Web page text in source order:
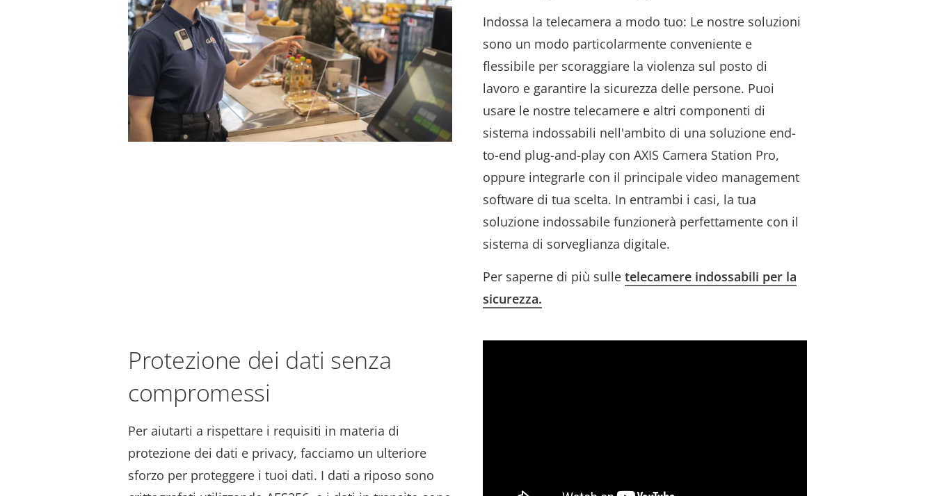
Indossa la telecamera a modo tuo: Le nostre soluzioni
sono un modo particolarmente conveniente e
flessibile per scoraggiare la violenza sul posto di
lavoro e garantire la sicurezza delle persone. Puoi
usare le nostre telecamere e altri componenti di
sistema indossabili nell'ambito di una soluzione end-
to-end plug-and-play con AXIS Camera Station Pro,
oppure integrarle con il principale video management
software di tua scelta. In entrambi i casi, la tua
soluzione indossabile funzionerà perfettamente con il
sistema di sorveglianza digitale.
Per saperne di più sulle telecamere indossabili per la
sicurezza.
Protezione dei dati senza
compromessi
Per aiutarti a rispettare i requisiti in materia di
protezione dei dati e privacy, facciamo un ulteriore
sforzo per proteggere i tuoi dati. I dati a riposo sono